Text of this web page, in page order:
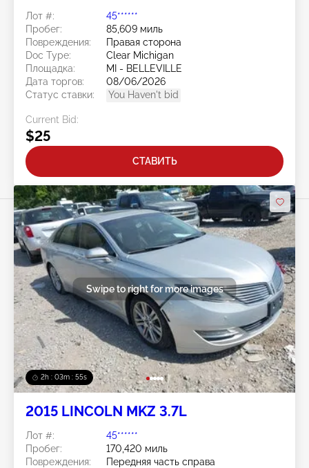
Лот #:
45******
Пробег:
85,609 миль
Повреждения:
Правая сторона
Doc Type:
Clear Michigan
Площадка:
MI - BELLEVILLE
Дата торгов:
08/06/2026
Статус ставки:
You Haven't bid
Current Bid:
$25
СТАВИТЬ
2h : 03m : 52s
Swipe to right for more images
2015 LINCOLN MKZ 3.7L
Лот #:
45******
Пробег:
170,420 миль
Повреждения:
Передняя часть справа